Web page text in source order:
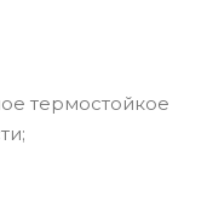
термостойкое